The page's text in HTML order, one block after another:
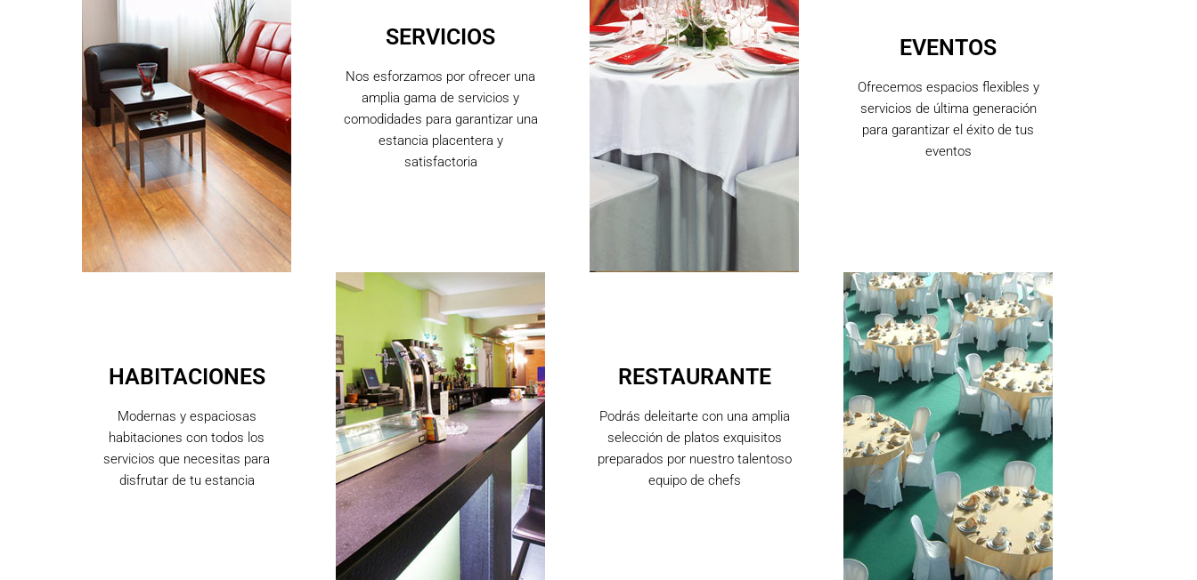
SERVICIOS
Nos esforzamos por ofrecer una
amplia gama de servicios y
comodidades para garantizar una
estancia placentera y
satisfactoria
EVENTOS
Ofrecemos espacios flexibles y
servicios de última generación
para garantizar el éxito de tus
eventos
HABITACIONES
Modernas y espaciosas
habitaciones con todos los
servicios que necesitas para
disfrutar de tu estancia
RESTAURANTE
Podrás deleitarte con una amplia
selección de platos exquisitos
preparados por nuestro talentoso
equipo de chefs